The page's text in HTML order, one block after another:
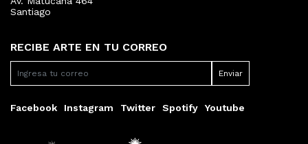
RECIBE ARTE EN TU CORREO
Facebook Instagram Twitter Spotify Youtube
Santiago